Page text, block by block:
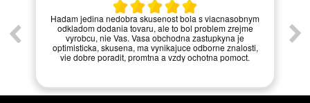
Hadam jedina nedobra skusenost bola s viacnasobnym
odkladom dodania tovaru, ale to bol problem zrejme
vyrobcu, nie Vas. Vasa obchodna zastupkyna je
optimisticka, skusena, ma vynikajuce odborne znalosti,
vie dobre poradit, promtna a vzdy ochotna pomoct.